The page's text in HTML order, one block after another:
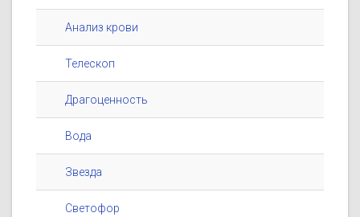
Анализ крови
Телескоп
Драгоценность
Вода
Звезда
Светофор